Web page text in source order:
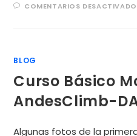
COMENTARIOS
BLOG
Curso Básico
AndesClimb-
Algunas fotos de la